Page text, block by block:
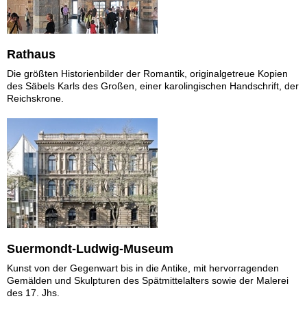
Rathaus
Die größten Historienbilder der Romantik, originalgetreue Kopien
des Säbels Karls des Großen, einer karolingischen Handschrift, der
Reichskrone.
Suermondt-Ludwig-Museum
Kunst von der Gegenwart bis in die Antike, mit hervorragenden
Gemälden und Skulpturen des Spätmittelalters sowie der Malerei
des 17. Jhs.